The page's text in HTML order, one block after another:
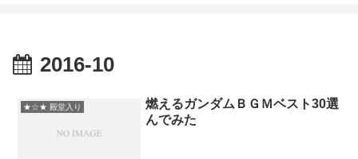
2016-10
★☆★ 殿堂入り
燃えるガンダムＢＧＭベスト30選
んでみた